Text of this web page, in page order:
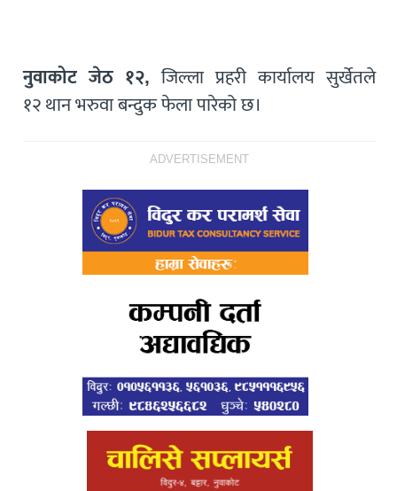
नुवाकोट जेठ १२, जिल्ला प्रहरी कार्यालय सुर्खेतले
१२ थान भरुवा बन्दुक फेला पारेको छ।
ADVERTISEMENT